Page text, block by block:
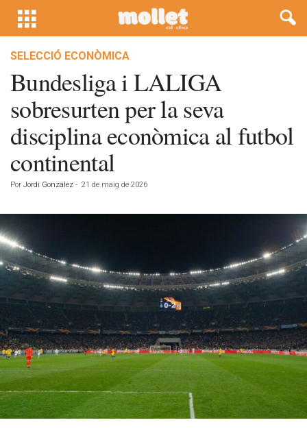
SELECCIÓ ECONÒMICA
Bundesliga i LALIGA
sobresurten per la seva
disciplina econòmica al futbol
continental
Por Jordi González - 21 de maig de 2026